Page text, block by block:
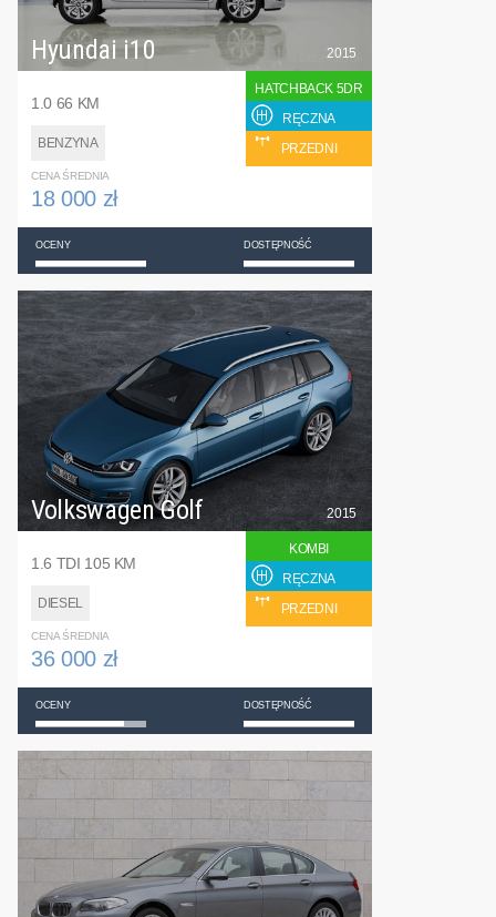
Hyundai i10
1.0 66 KM
BENZYNA
2015
HATCHBACK 5DR
RĘCZNA
PRZEDNI
CENA ŚREDNIA
18 000 zł
OCENY DOSTĘPNOŚĆ
Volkswagen Golf
1.6 TDI 105 KM
DIESEL
2015
KOMBI
RĘCZNA
PRZEDNI
CENA ŚREDNIA
36 000 zł
OCENY DOSTĘPNOŚĆ